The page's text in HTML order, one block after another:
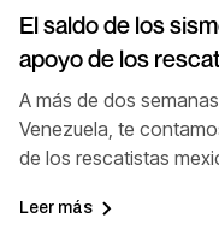
El saldo de los
apoyo de los
A más de dos
Venezuela, te
de los rescatistas
Leer más